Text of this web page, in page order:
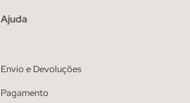
Ajuda
Envio e Devoluções
Pagamento